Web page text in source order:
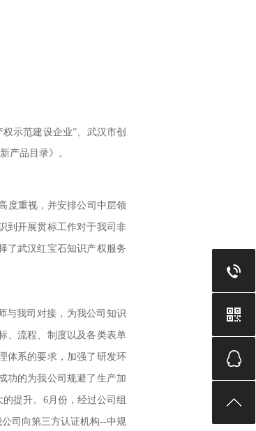
示范建设企业”、武汉市创
产品目录》。
度重视，并安排公司中层领
到开展贯标工作对于我司非
了武汉红宝石知识产权服务
与我司对接，为我公司知识
、流程、制度以及各类表单
体系的要求，加强了研发环
功的为我公司规避了生产加
提升。6月份，经过公司组
司向第三方认证机构--中规